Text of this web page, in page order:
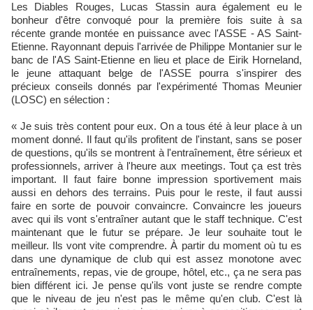
Les Diables Rouges, Lucas Stassin aura également eu le
bonheur d'être convoqué pour la première fois suite à sa
récente grande montée en puissance avec l'ASSE - AS Saint-
Etienne. Rayonnant depuis l'arrivée de Philippe Montanier sur le
banc de l'AS Saint-Etienne en lieu et place de Eirik Horneland,
le jeune attaquant belge de l'ASSE pourra s'inspirer des
précieux conseils donnés par l'expérimenté Thomas Meunier
(LOSC) en sélection :
« Je suis très content pour eux. On a tous été à leur place à un
moment donné. Il faut qu'ils profitent de l'instant, sans se poser
de questions, qu'ils se montrent à l'entraînement, être sérieux et
professionnels, arriver à l'heure aux meetings. Tout ça est très
important. Il faut faire bonne impression sportivement mais
aussi en dehors des terrains. Puis pour le reste, il faut aussi
faire en sorte de pouvoir convaincre. Convaincre les joueurs
avec qui ils vont s'entraîner autant que le staff technique. C'est
maintenant que le futur se prépare. Je leur souhaite tout le
meilleur. Ils vont vite comprendre. À partir du moment où tu es
dans une dynamique de club qui est assez monotone avec
entraînements, repas, vie de groupe, hôtel, etc., ça ne sera pas
bien différent ici. Je pense qu'ils vont juste se rendre compte
que le niveau de jeu n'est pas le même qu'en club. C'est là